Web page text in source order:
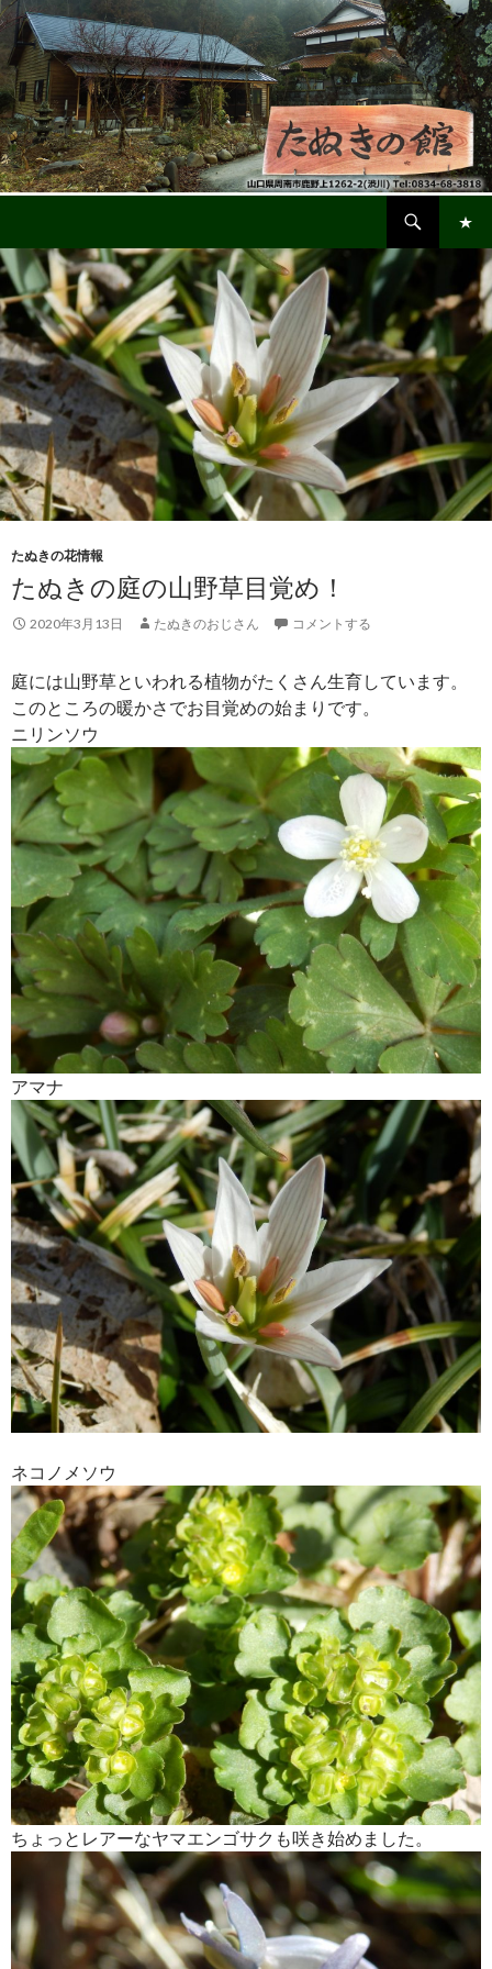
メインメ
ニュー
ン
テ
ツ
へ
ス
キ
ッ
プ
たぬきの花情報
たぬきの庭の山野草目覚め！
2020年3月13日 たぬきのおじさん コメントする
庭には山野草といわれる植物がたくさん生育しています。
このところの暖かさでお目覚めの始まりです。
ニリンソウ
アマナ
ネコノメソウ
ちょっとレアーなヤマエンゴサクも咲き始めました。